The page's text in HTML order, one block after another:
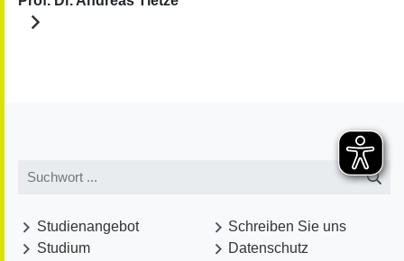
Studienangebot
Studium
Schreiben Sie uns
Datenschutz